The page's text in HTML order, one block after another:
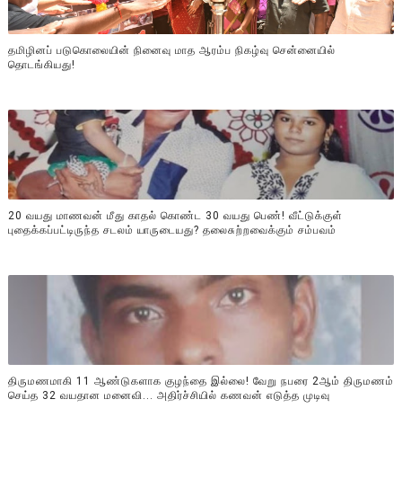
தமிழினப் படுகொலையின் நினைவு மாத ஆரம்ப நிகழ்வு சென்னையில்
தொடங்கியது!
20 வயது மாணவன் மீது காதல் கொண்ட 30 வயது பெண்! வீட்டுக்குள்
புதைக்கப்பட்டிருந்த சடலம் யாருடையது? தலைசுற்றவைக்கும் சம்பவம்
திருமணமாகி 11 ஆண்டுகளாக குழந்தை இல்லை! வேறு நபரை 2ஆம் திருமணம்
செய்த 32 வயதான மனைவி... அதிர்ச்சியில் கணவன் எடுத்த முடிவு